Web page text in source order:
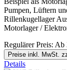
Pumpen, Lüftern
Rillenkugellager
Motorlager /
Regulärer Preis: Ab
Preise inkl. MwSt.
Details